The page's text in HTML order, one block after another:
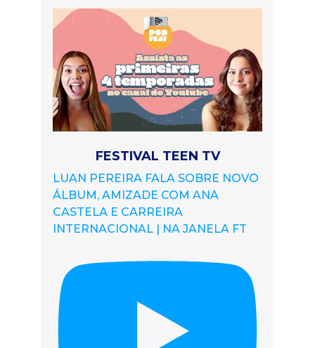
FESTIVAL TEEN TV
LUAN PEREIRA FALA SOBRE NOVO
ÁLBUM, AMIZADE COM ANA
CASTELA E CARREIRA
INTERNACIONAL | NA JANELA FT